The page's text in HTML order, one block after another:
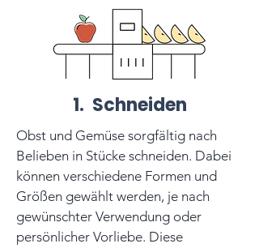
1. Schneiden
Obst und Gemüse sorgfältig nach
Belieben in Stücke schneiden. Dabei
können verschiedene Formen und
Größen gewählt werden, je nach
gewünschter Verwendung oder
persönlicher Vorliebe. Diese